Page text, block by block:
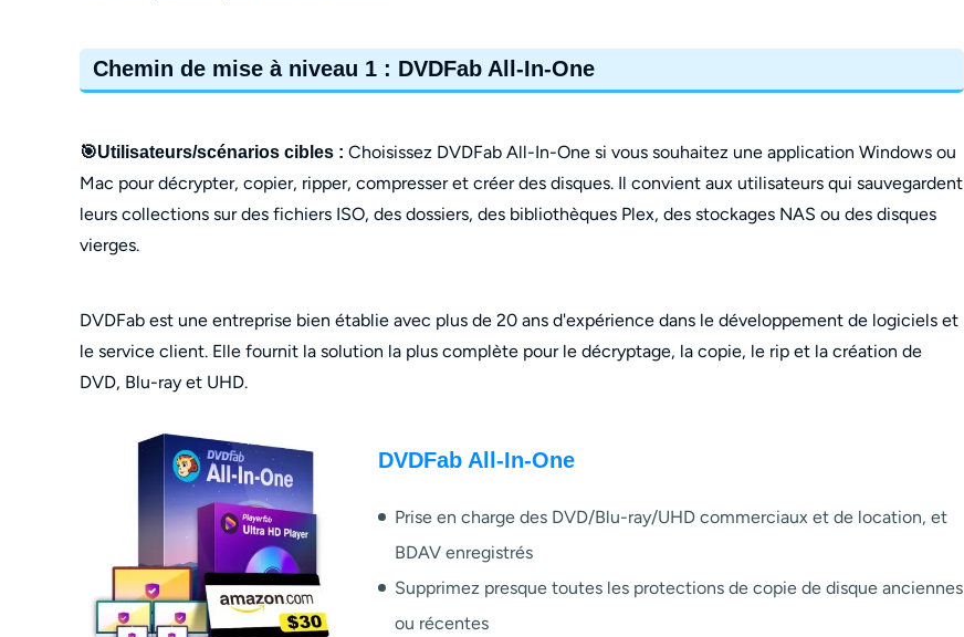
Chemin de mise à niveau 1 : DVDFab All-In-One
🎯Utilisateurs/scénarios cibles : Choisissez DVDFab All-In-One si vous souhaitez une application Windows ou
Mac pour décrypter, copier, ripper, compresser et créer des disques. Il convient aux utilisateurs qui sauvegardent
leurs collections sur des fichiers ISO, des dossiers, des bibliothèques Plex, des stockages NAS ou des disques
vierges.
DVDFab est une entreprise bien établie avec plus de 20 ans d'expérience dans le développement de logiciels et
le service client. Elle fournit la solution la plus complète pour le décryptage, la copie, le rip et la création de
DVD, Blu-ray et UHD.
DVDFab All-In-One
Prise en charge des DVD/Blu-ray/UHD commerciaux et de location, et
BDAV enregistrés
Supprimez presque toutes les protections de copie de disque anciennes
ou récentes